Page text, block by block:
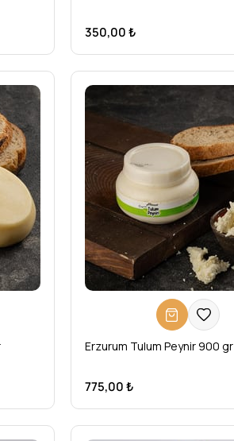
350,00 ₺
Erzurum Tulum Peynir 900 gr
775,00 ₺